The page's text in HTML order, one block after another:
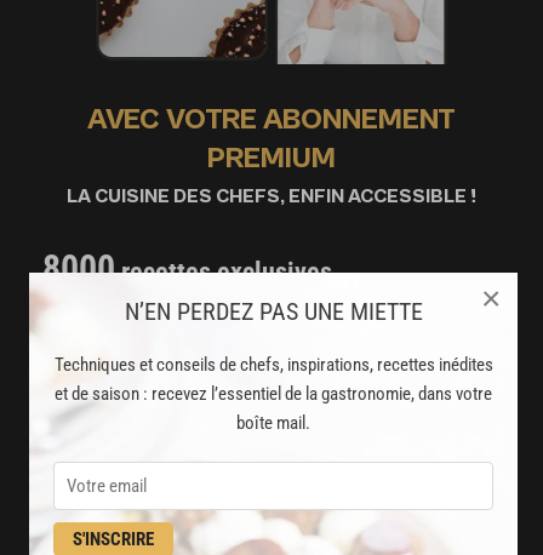
N’EN PERDEZ PAS UNE MIETTE
Techniques et conseils de chefs, inspirations, recettes inédites
et de saison : recevez l’essentiel de la gastronomie, dans votre
boîte mail.
S'INSCRIRE
×
AVEC VOTRE ABONNEMENT
PREMIUM
LA CUISINE DES CHEFS, ENFIN ACCESSIBLE !
8000recettes exclusives
partagées par vos chefs préférés
2000vidéos de recettes
et techniques de cuisine et pâtisserie
Des nouveautés
disponibles chaque semaine
Stop pub